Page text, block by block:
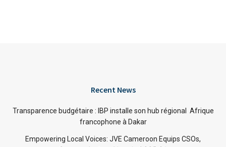
Recent News
Transparence budgétaire : IBP installe son hub régional Afrique
francophone à Dakar
Empowering Local Voices: JVE Cameroon Equips CSOs,